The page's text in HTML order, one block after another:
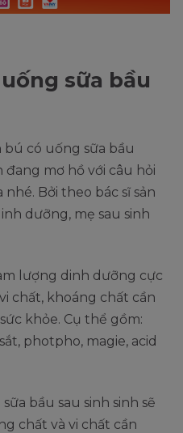
sữa bầu
bú có uống sữa bầu
mơ hồ với câu hỏi
Bởi theo bác sĩ sản
dưỡng, mẹ sau sinh
lượng dinh dưỡng cực
chất, khoáng chất cần
khỏe. Cụ thể gồm:
photpho, magie, acid
bầu sau sinh sinh sẽ
chất và vi chất cần